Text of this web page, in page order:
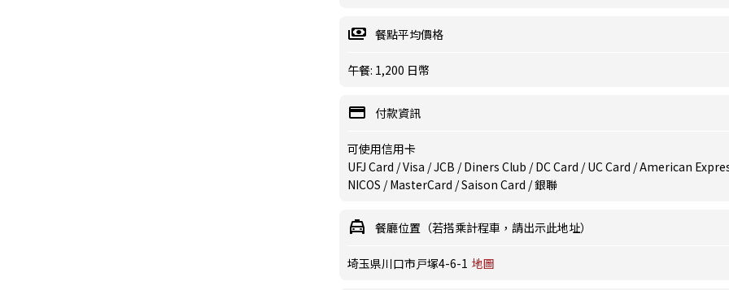
餐點平均價格
午餐: 1,200 日幣
付款資訊
可使用信用卡
UFJ Card / Visa / JCB / Diners Club / DC Card / UC Card / American
NICOS / MasterCard / Saison Card / 銀聯
餐廳位置（若搭乘計程車，請出示此地址）
埼玉県川口市戸塚4-6-1 地圖